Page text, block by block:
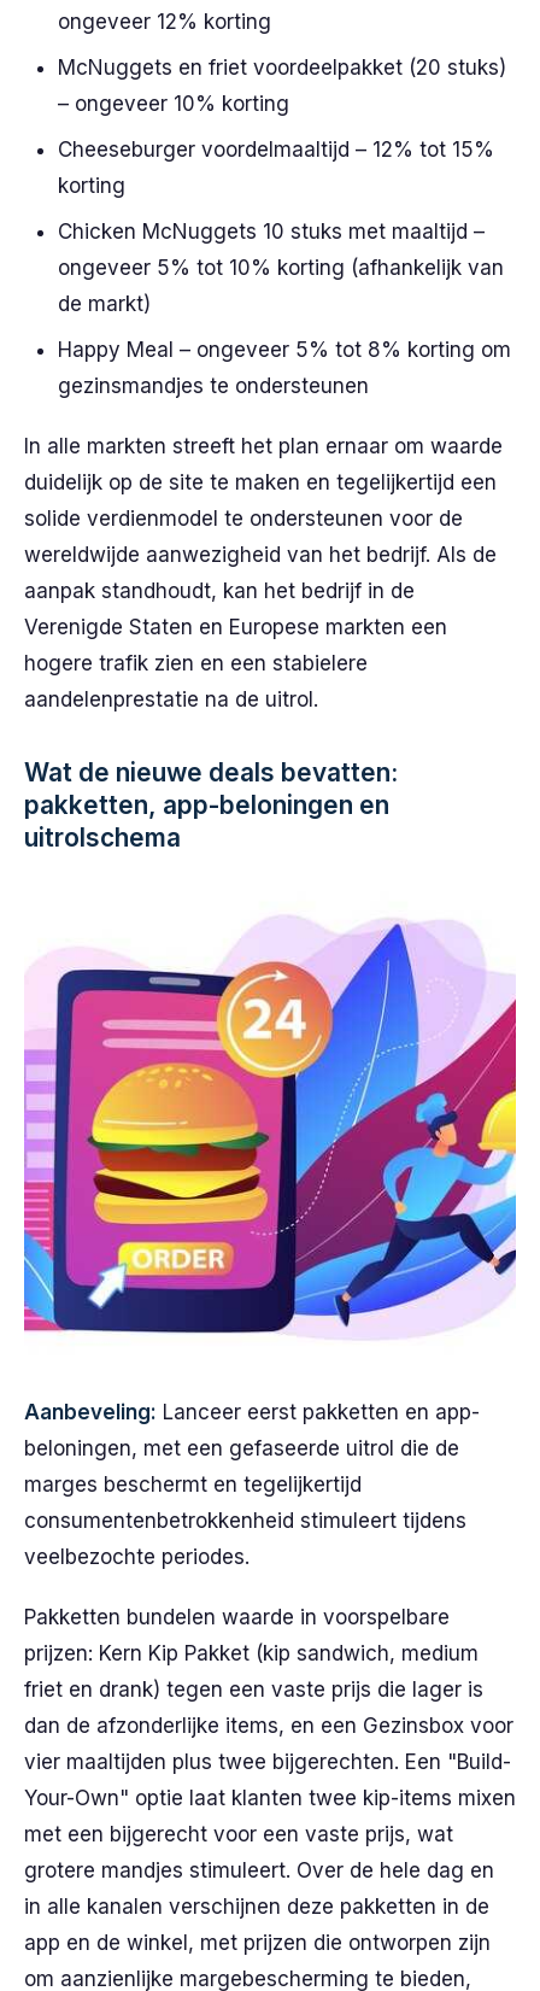
ongeveer 12% korting
McNuggets en friet voordeelpakket (20 stuks)
– ongeveer 10% korting
Cheeseburger voordelmaaltijd – 12% tot 15%
korting
Chicken McNuggets 10 stuks met maaltijd –
ongeveer 5% tot 10% korting (afhankelijk van
de markt)
Happy Meal – ongeveer 5% tot 8% korting om
gezinsmandjes te ondersteunen
In alle markten streeft het plan ernaar om waarde
duidelijk op de site te maken en tegelijkertijd een
solide verdienmodel te ondersteunen voor de
wereldwijde aanwezigheid van het bedrijf. Als de
aanpak standhoudt, kan het bedrijf in de
Verenigde Staten en Europese markten een
hogere trafik zien en een stabielere
aandelenprestatie na de uitrol.
Wat de nieuwe deals bevatten:
pakketten, app-beloningen en
uitrolschema
Aanbeveling: Lanceer eerst pakketten en app-
beloningen, met een gefaseerde uitrol die de
marges beschermt en tegelijkertijd
consumentenbetrokkenheid stimuleert tijdens
veelbezochte periodes.
Pakketten bundelen waarde in voorspelbare
prijzen: Kern Kip Pakket (kip sandwich, medium
friet en drank) tegen een vaste prijs die lager is
dan de afzonderlijke items, en een Gezinsbox voor
vier maaltijden plus twee bijgerechten. Een "Build-
Your-Own" optie laat klanten twee kip-items mixen
met een bijgerecht voor een vaste prijs, wat
grotere mandjes stimuleert. Over de hele dag en
in alle kanalen verschijnen deze pakketten in de
app en de winkel, met prijzen die ontworpen zijn
om aanzienlijke margebescherming te bieden,